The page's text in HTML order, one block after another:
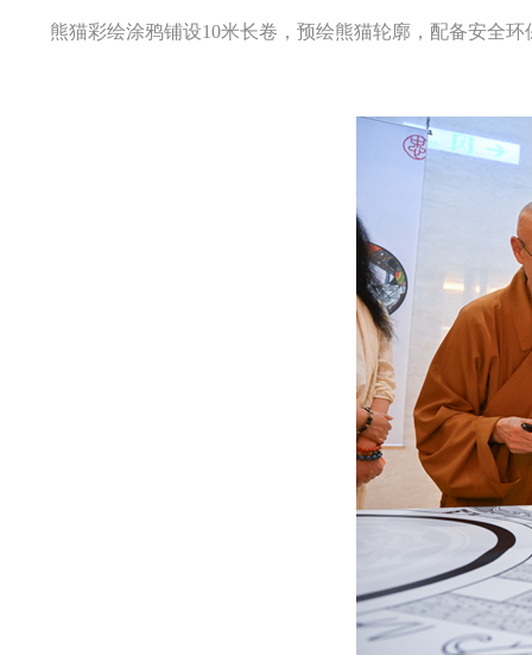
熊猫彩绘涂鸦铺设10米长卷，预绘熊猫轮廓，配备安全环